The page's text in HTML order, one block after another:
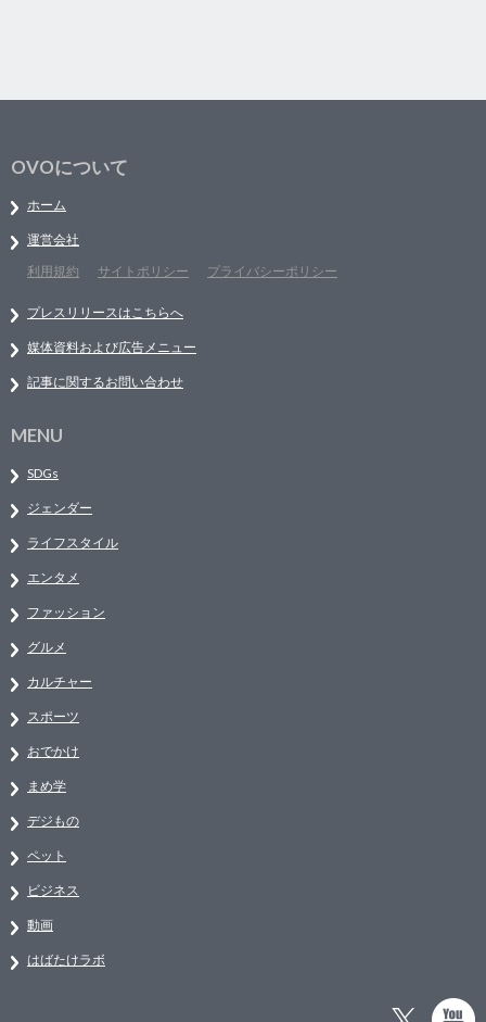
OVOについて
ホーム
運営会社
利用規約
サイトポリシー プライバシーポリシー
プレスリリースはこちらへ
媒体資料および広告メニュー
記事に関するお問い合わせ
MENU
SDGs
ジェンダー
ライフスタイル
エンタメ
ファッション
グルメ
カルチャー
スポーツ
おでかけ
まめ学
デジもの
ペット
ビジネス
動画
はばたけラボ